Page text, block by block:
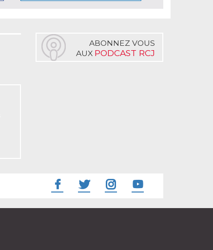
ABONNEZ VOUS
AUX PODCAST RCJ